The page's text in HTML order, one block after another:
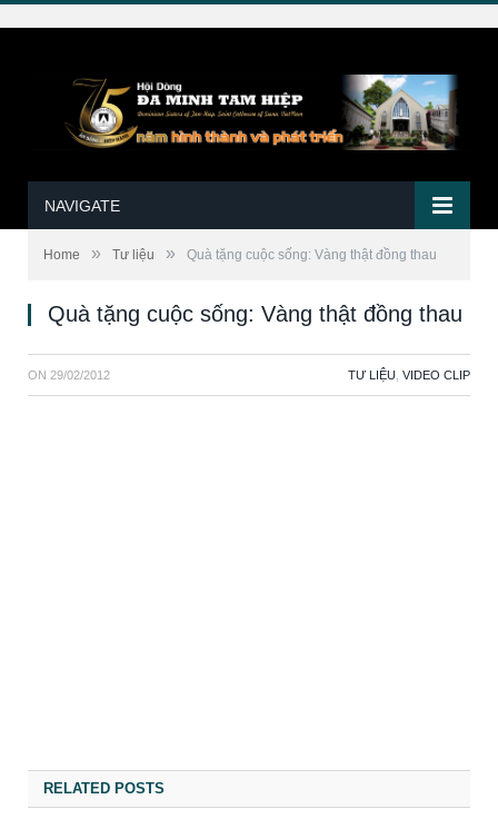
NAVIGATE
Home » Tư liệu » Quà tặng cuộc sống: Vàng thật đồng thau
Quà tặng cuộc sống: Vàng thật đồng thau
ON 29/02/2012 TƯ LIỆU VIDEO CLIP
RELATED POSTS